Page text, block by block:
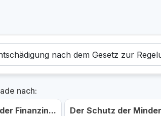
nach:
Finanzin...
Der Schutz der